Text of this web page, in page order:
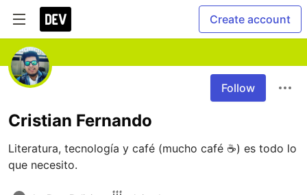
Create account
Follow
Cristian Fernando
Literatura, tecnología y café (mucho café ☕) es todo lo
que necesito.